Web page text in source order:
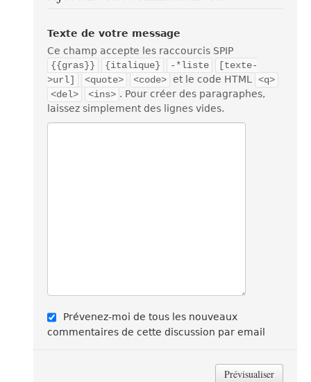
Texte de votre message
Ce champ accepte les raccourcis SPIP
{{gras}}
{italique} -*liste
[texte-
>url]
<quote> <code> et le code HTML
<q>
<del>
<ins> . Pour créer des paragraphes,
laissez simplement des lignes vides.
Prévenez-moi de tous les nouveaux
commentaires de cette discussion par email